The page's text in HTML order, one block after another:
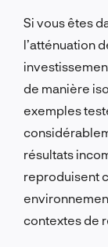
Si vous êtes
l’atténuation
de manière
exemples
résultats
reproduisent
contextes de